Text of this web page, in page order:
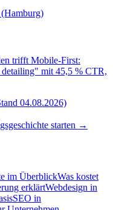
trifft Mobile-First:
detailing" mit 45,5 % CTR,
04.08.2026)
starten →
im ÜberblickWas kostet
erklärtWebdesign in
SEO in